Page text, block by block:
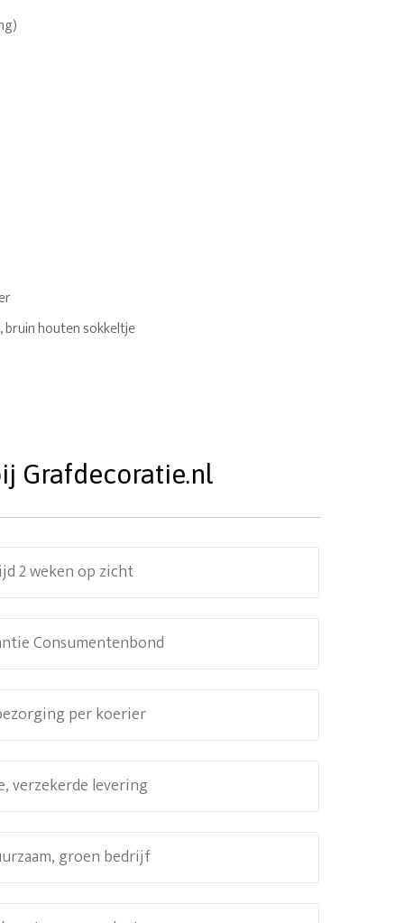
houten sokkeltje
Grafdecoratie.nl
2 weken op zicht
Consumentenbond
per koerier
verzekerde levering
groen bedrijf